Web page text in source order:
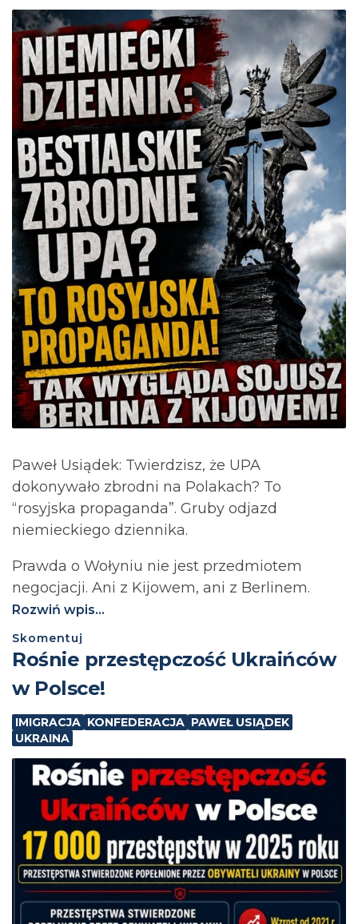
Paweł Usiądek: Twierdzisz, że UPA
dokonywało zbrodni na Polakach? To
“rosyjska propaganda”. Gruby odjazd
niemieckiego dziennika.
Prawda o Wołyniu nie jest przedmiotem
negocjacji. Ani z Kijowem, ani z Berlinem.⁩
Rozwiń wpis...
Skomentuj
Rośnie przestępczość Ukraińców
w Polsce!
IMIGRACJA KONFEDERACJA PAWEŁ USIĄDEK
UKRAINA